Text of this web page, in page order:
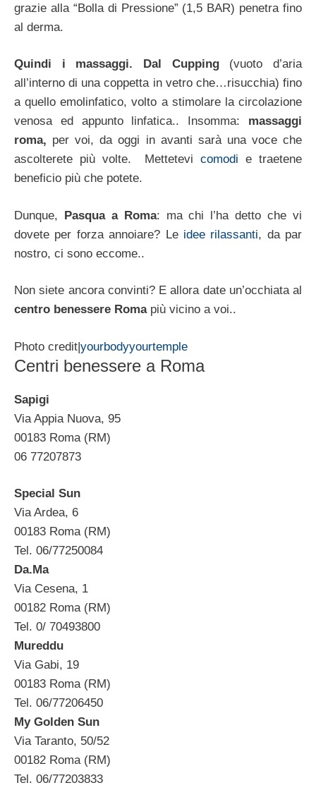
grazie alla “Bolla di Pressione” (1,5 BAR) penetra fino
al derma.
Quindi i massaggi. Dal Cupping(vuoto d’aria
all’interno di una coppetta in vetro che…risucchia) fino
a quello emolinfatico, volto a stimolare la circolazione
venosa ed appunto linfatica.. Insomma: massaggi
roma, per voi, da oggi in avanti sarà una voce che
ascolterete più volte. Mettetevicomodi e traetene
beneficio più che potete.
Dunque, Pasqua a Roma: ma chi l’ha detto che vi
dovete per forza annoiare? Le idee rilassanti, da par
nostro, ci sono eccome..
Non siete ancora convinti? E allora date un’occhiata al
centro benessere Romapiù vicino a voi..
Photo credit|yourbodyyourtemple
Centri benessere a Roma
Sapigi
Via Appia Nuova, 95
00183 Roma (RM)
06 77207873
Special Sun
Via Ardea, 6
00183 Roma (RM)
Tel. 06/77250084
Da.Ma
Via Cesena, 1
00182 Roma (RM)
Tel. 0/ 70493800
Mureddu
Via Gabi, 19
00183 Roma (RM)
Tel. 06/77206450
My Golden Sun
Via Taranto, 50/52
00182 Roma (RM)
Tel. 06/77203833